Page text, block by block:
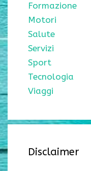
Formazione
Motori
Salute
Servizi
Sport
Tecnologia
Viaggi
Disclaimer